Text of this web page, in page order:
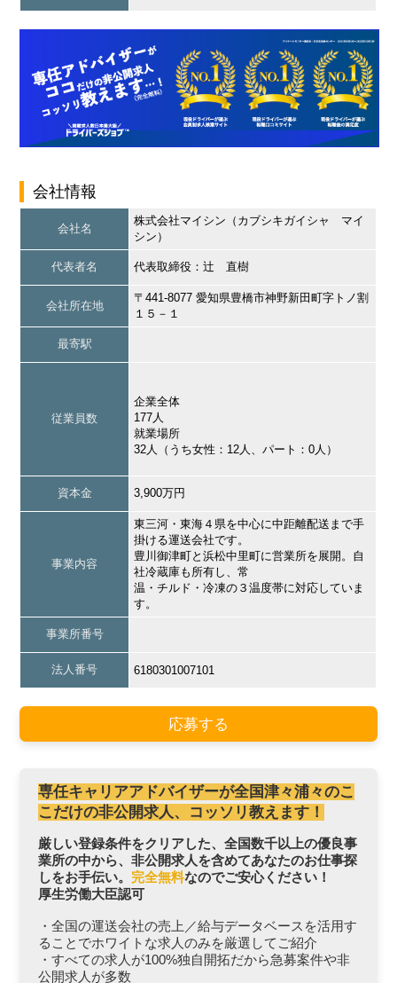
会社情報
会社名
株式会社マイシン（カブシキガイシャ マイ
シン）
代表者名 代表取締役：辻 直樹
会社所在地
〒441-8077 愛知県豊橋市神野新田町字トノ割
１５－１
最寄駅
従業員数
企業全体
177人
就業場所
32人（うち女性：12人、パート：0人）
資本金 3,900万円
事業内容
東三河・東海４県を中心に中距離配送まで手
掛ける運送会社です。
豊川御津町と浜松中里町に営業所を展開。自
社冷蔵庫も所有し、常
温・チルド・冷凍の３温度帯に対応していま
す。
事業所番号
法人番号 6180301007101
応募する
専任キャリアアドバイザーが全国津々浦々のこ
こだけの非公開求人、コッソリ教えます！
厳しい登録条件をクリアした、全国数千以上の優良事
業所の中から、非公開求人を含めてあなたのお仕事探
しをお手伝い。 完全無料なのでご安心ください！
厚生労働大臣認可
・全国の運送会社の売上／給与データベースを活用す
ることでホワイトな求人のみを厳選してご紹介
・すべての求人が100%独自開拓だから急募案件や非
公開求人が多数